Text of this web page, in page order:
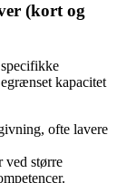
(kort og
kapacitet
ofte lavere
ved større